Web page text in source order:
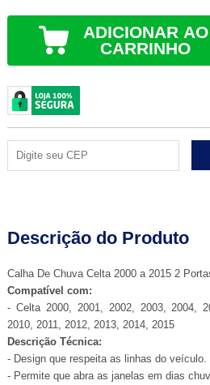
ADICIONAR AO
CARRINHO
Descrição do Produto
Calha De Chuva Celta 2000 a 2015 2
Compatível com:
- Celta 2000, 2001, 2002, 2003, 2004,
2010, 2011, 2012, 2013, 2014, 2015
Descrição Técnica:
- Design que respeita as linhas do veículo.
- Permite que abra as janelas em dias